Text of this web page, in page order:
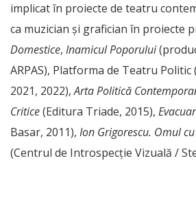
implicat în proiecte de teatru
ca muzician și grafician în proiecte
Domestice, Inamicul Poporului
ARPAS), Platforma de Teatru Politic
2021, 2022),Arta Politică
Critice(Editura Triade, 2015),
Basar, 2011), Ion Grigorescu. Omul
(Centrul de Introspecție Vizuală /